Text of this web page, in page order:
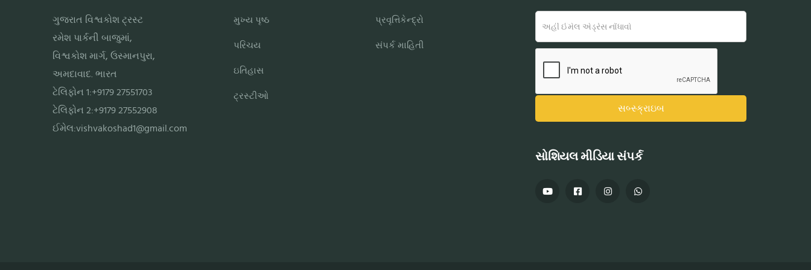
ગુજરાત વિશ્વકોશ ટ્રસ્ટ
રમેશ પાર્કની બાજુમાં,
વિશ્વકોશ માર્ગ, ઉસ્માનપુરા,
અમદાવાદ. ભારત
ટેલિફોન 1:+9179 27551703
ટેલિફોન 2:+9179 27552908
ઈમેલ:vishvakoshad1@gmail.com
મુખ્ય પૃષ્ઠ
પરિચય
ઇતિહાસ
ટ્રસ્ટીઓ
પ્રવૃત્તિકેન્દ્રો
સંપર્ક માહિતી
સોશિયલ મીડિયા સંપર્ક